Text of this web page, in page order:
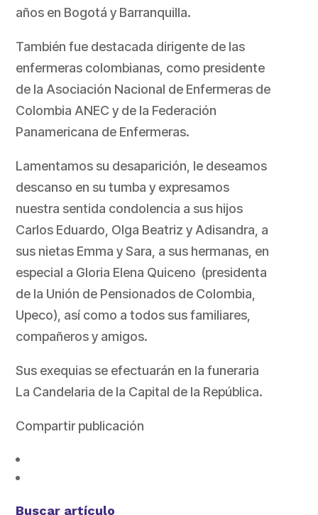
años en Bogotá y Barranquilla.
También fue destacada dirigente de las
enfermeras colombianas, como presidente
de la Asociación Nacional de Enfermeras de
Colombia ANEC y de la Federación
Panamericana de Enfermeras.
Lamentamos su desaparición, le deseamos
descanso en su tumba y expresamos
nuestra sentida condolencia a sus hijos
Carlos Eduardo, Olga Beatriz y Adisandra, a
sus nietas Emma y Sara, a sus hermanas, en
especial a Gloria Elena Quiceno (presidenta
de la Unión de Pensionados de Colombia,
Upeco), así como a todos sus familiares,
compañeros y amigos.
Sus exequias se efectuarán en la funeraria
La Candelaria de la Capital de la República.
Compartir publicación
Buscar artículo